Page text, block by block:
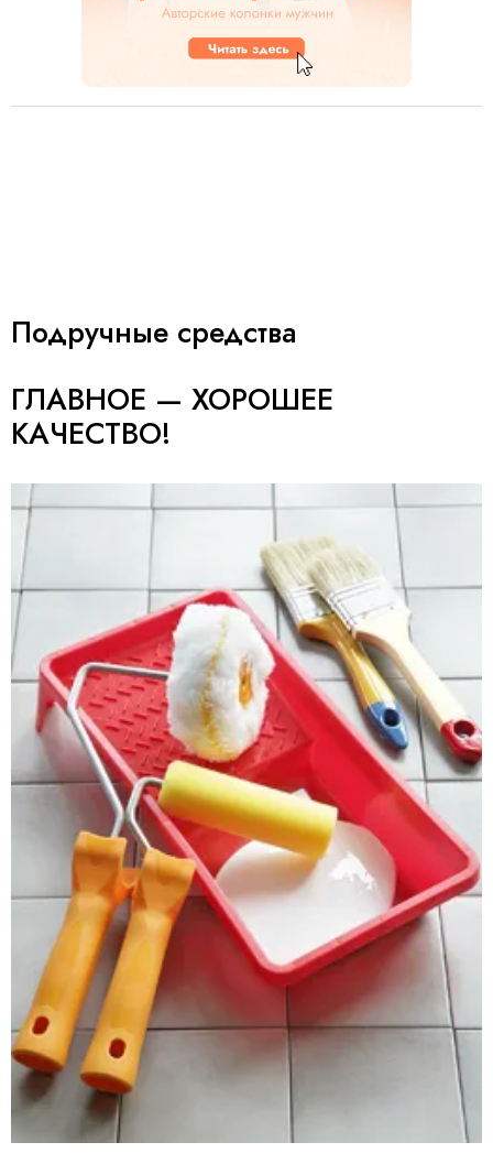
Подручные средства
ГЛАВНОЕ — ХОРОШЕЕ
КАЧЕСТВО!